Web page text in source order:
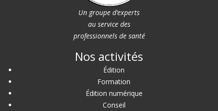
Un groupe d’experts
au service des
professionnels de santé
Nos activités
Édition
Formation
Édition numérique
Conseil